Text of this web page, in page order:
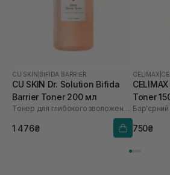
CU SKIN BIFIDA BARRIER
CU SKIN Dr. Solution Bifida
Barrier Toner 200 мл
Тонер для глибокого зволоження з лізатом біфідобактерій 85%
1 476₴
CELIMAX
Toner
750₴